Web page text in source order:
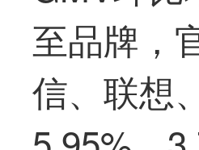
至品牌，
信、联想